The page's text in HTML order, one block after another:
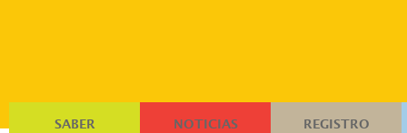
SABER NOTICIAS REGISTRO